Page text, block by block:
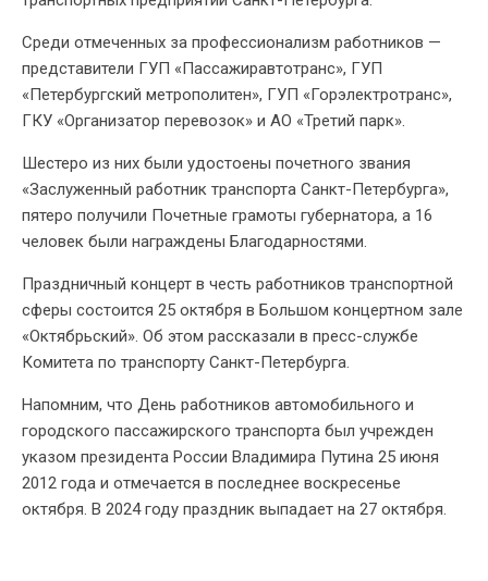
Среди отмеченных за профессионализм работников —
представители ГУП «Пассажиравтотранс», ГУП
«Петербургский метрополитен», ГУП «Горэлектротранс»,
ГКУ «Организатор перевозок» и АО «Третий парк».
Шестеро из них были удостоены почетного звания
«Заслуженный работник транспорта Санкт-Петербурга»,
пятеро получили Почетные грамоты губернатора, а 16
человек были награждены Благодарностями.
Праздничный концерт в честь работников транспортной
сферы состоится 25 октября в Большом концертном зале
«Октябрьский». Об этом рассказали в пресс-службе
Комитета по транспорту Санкт-Петербурга.
Напомним, что День работников автомобильного и
городского пассажирского транспорта был учрежден
указом президента России Владимира Путина 25 июня
2012 года и отмечается в последнее воскресенье
октября. В 2024 году праздник выпадает на 27 октября.